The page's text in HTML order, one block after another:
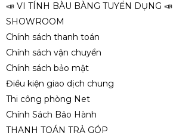
📣 VI TÍNH BÀU BÀNG TUYỂN DỤNG 📣
SHOWROOM
Chính sách thanh toán
Chính sách vận chuyển
Chính sách bảo mật
Điều kiện giao dịch chung
Thi công phòng Net
Chính Sách Bảo Hành
THANH TOÁN TRẢ GÓP